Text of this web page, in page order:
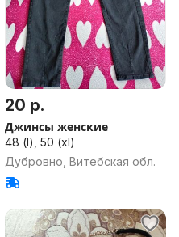
20 р.
Джинсы женские
48 (l), 50 (xl)
Дубровно, Витебская обл.